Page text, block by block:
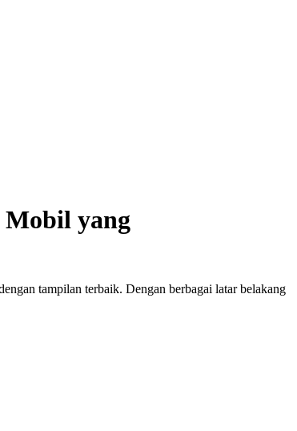
yang
tampilan terbaik. Dengan berbagai latar belakang